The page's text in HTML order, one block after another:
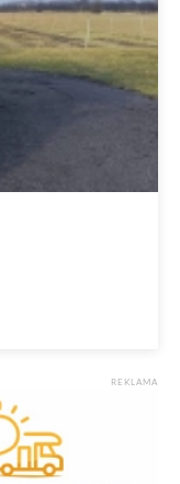
REKLAMA